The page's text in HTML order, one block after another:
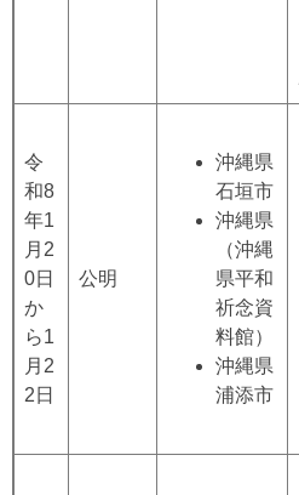
令
和8
年1
月2
0日
か
ら1
月2
2日
公明
沖縄県
石垣市
沖縄県
（沖縄
県平和
祈念資
料館）
沖縄県
浦添市